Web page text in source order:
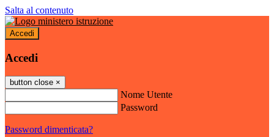
Salta al contenuto
Accedi
Accedi
button close ×
Nome Utente
Password
Password dimenticata?